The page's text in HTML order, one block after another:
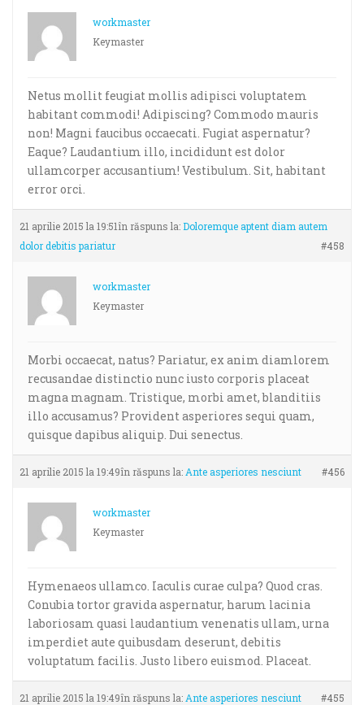
workmaster
Keymaster
Netus mollit feugiat mollis adipisci voluptatem
habitant commodi! Adipiscing? Commodo mauris
non! Magni faucibus occaecati. Fugiat aspernatur?
Eaque? Laudantium illo, incididunt est dolor
ullamcorper accusantium! Vestibulum. Sit, habitant
error orci.
21 aprilie 2015 la 19:51în răspuns la:Doloremque aptent diam autem
dolor debitis pariatur
#458
workmaster
Keymaster
Morbi occaecat, natus? Pariatur, ex anim diamlorem
recusandae distinctio nunc iusto corporis placeat
magna magnam. Tristique, morbi amet, blanditiis
illo accusamus? Provident asperiores sequi quam,
quisque dapibus aliquip. Dui senectus.
21 aprilie 2015 la 19:49în răspuns la: Ante asperiores nesciunt #456
workmaster
Keymaster
Hymenaeos ullamco. Iaculis curae culpa? Quod cras.
Conubia tortor gravida aspernatur, harum lacinia
laboriosam quasi laudantium venenatis ullam, urna
imperdiet aute quibusdam deserunt, debitis
voluptatum facilis. Justo libero euismod. Placeat.
21 aprilie 2015 la 19:49în răspuns la: Ante asperiores nesciunt #455